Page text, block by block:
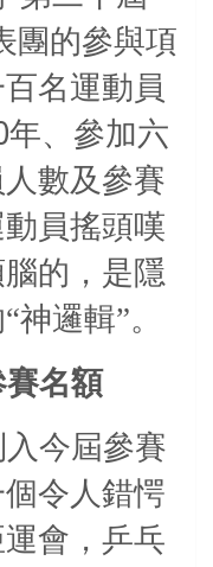
團的參與項
名運動員
年、參加六
數及參賽
員搖頭嘆
的，是隱
邏輯”。
名額
今屆參賽
令人錯愕
會，乒乓